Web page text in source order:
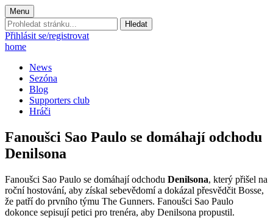
Menu
Prohledat
stránku:
Přihlásit se/registrovat
home
News
Sezóna
Blog
Supporters club
Hráči
Fanoušci Sao Paulo se domáhají odchodu
Denilsona
Fanoušci Sao Paulo se domáhají odchodu Denilsona, který přišel na
roční hostování, aby získal sebevědomí a dokázal přesvědčit Bosse,
že patří do prvního týmu The Gunners. Fanoušci Sao Paulo
dokonce sepisují petici pro trenéra, aby Denilsona propustil.